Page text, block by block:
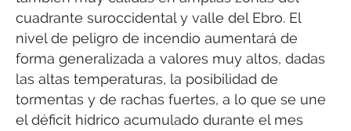
cuadrante suroccidental y valle del Ebro. El
nivel de peligro de incendio aumentará de
forma generalizada a valores muy altos, dadas
las altas temperaturas, la posibilidad de
tormentas y de rachas fuertes, a lo que se une
el déficit hídrico acumulado durante el mes